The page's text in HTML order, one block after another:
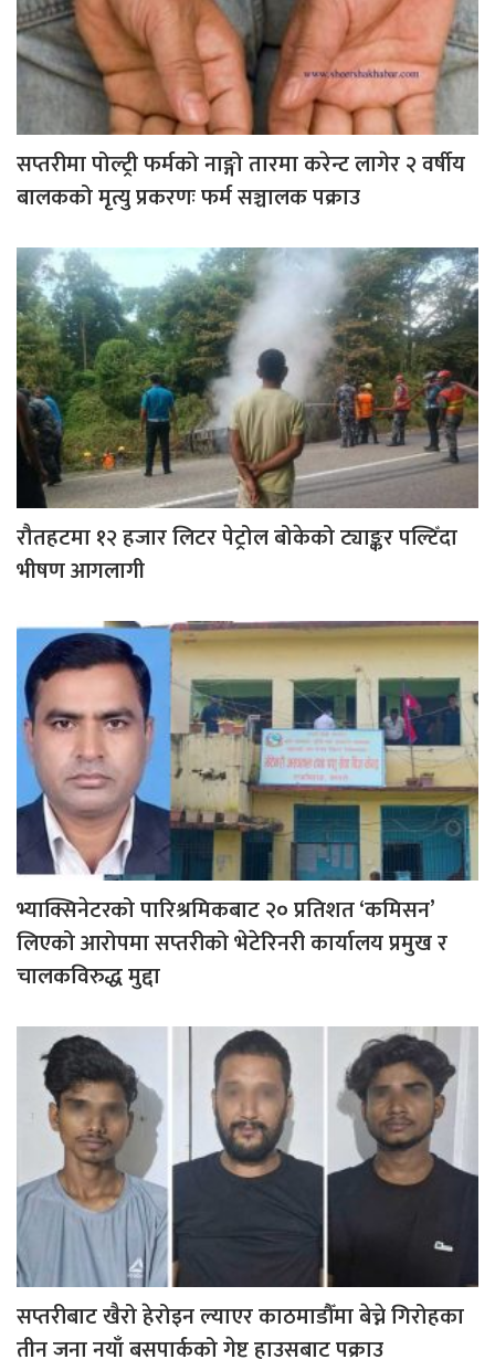
सप्तरीमा पोल्ट्री फर्मको नाङ्गो तारमा करेन्ट लागेर २ वर्षीय
बालकको मृत्यु प्रकरणः फर्म सञ्चालक पक्राउ
रौतहटमा १२ हजार लिटर पेट्रोल बोकेको ट्याङ्कर पल्टिँदा
भीषण आगलागी
भ्याक्सिनेटरको पारिश्रमिकबाट २० प्रतिशत ‘कमिसन’
लिएको आरोपमा सप्तरीको भेटेरिनरी कार्यालय प्रमुख र
चालकविरुद्ध मुद्दा
सप्तरीबाट खैरो हेरोइन ल्याएर काठमाडौँमा बेच्ने गिरोहका
तीन जना नयाँ बसपार्कको गेष्ट हाउसबाट पक्राउ